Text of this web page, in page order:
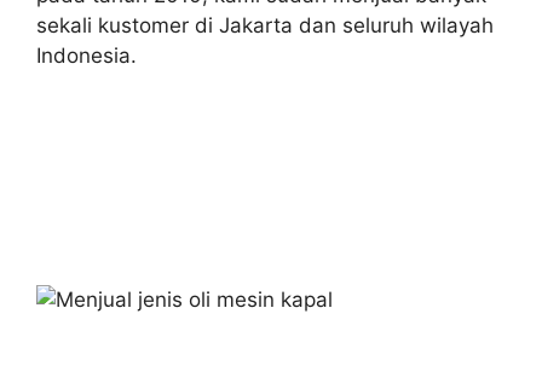
sekali kustomer di Jakarta dan seluruh wilayah
Indonesia.